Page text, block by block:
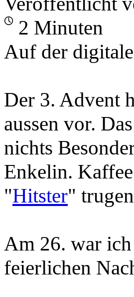
2 Minuten
Auf der
Der 3. Advent
aussen vor.
nichts
Enkelin.
"Hitster"
Am 26. war ich
feierlichen